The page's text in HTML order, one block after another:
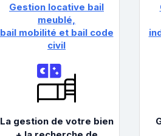
Gestion locative bail
meublé,
bail mobilité et bail code
civil
La gestion de votre bien